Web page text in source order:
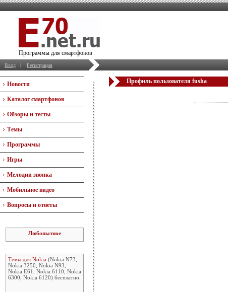
Программы для смартфонов
Вход | Регистрация
Новости
Каталог смартфонов
Обзоры и тесты
Темы
Программы
Игры
Мелодии звонка
Мобильное видео
Вопросы и ответы
Любопытное
Темы для Nokia (Nokia N73,
Nokia 3250, Nokia N93,
Nokia E61, Nokia 6110, Nokia
6300, Nokia 6120) бесплатно.
Профиль пользователя fusha